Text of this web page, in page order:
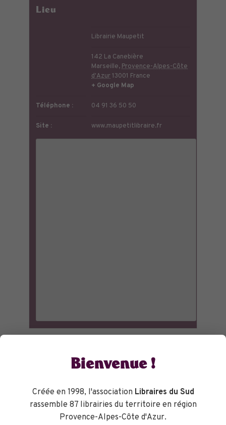
Lieu
Librairie Maupetit
142 La Canebière
Marseille,Provence-Alpes-Côte
d'Azur13001 France
+ Google Map
Téléphone : 04 91 36 50 50
Site : www.maupetitlibraire.fr
Bienvenue !
Créée en 1998, l'association Libraires du Sud
rassemble 87 librairies du territoire en région
Provence-Alpes-Côte d'Azur.